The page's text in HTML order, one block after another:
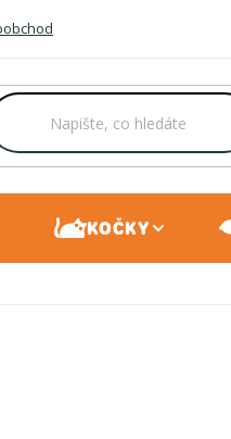
KOČKY